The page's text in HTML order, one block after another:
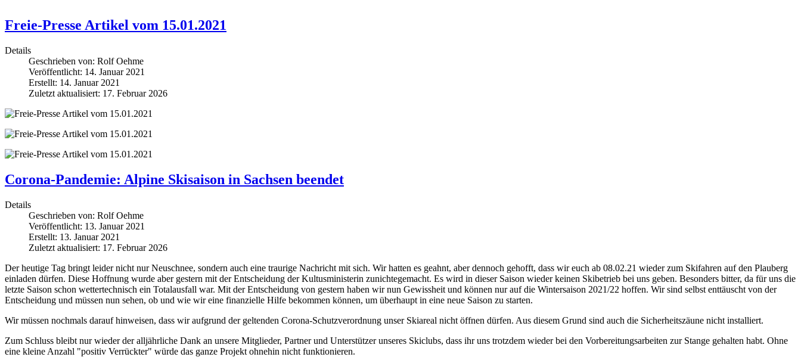
Freie-Presse Artikel vom 15.01.2021
Details
Geschrieben von: Rolf Oehme
Veröffentlicht: 14. Januar 2021
Erstellt: 14. Januar 2021
Zuletzt aktualisiert: 17. Februar 2026
Corona-Pandemie: Alpine Skisaison in Sachsen beendet
Details
Geschrieben von: Rolf Oehme
Veröffentlicht: 13. Januar 2021
Erstellt: 13. Januar 2021
Zuletzt aktualisiert: 17. Februar 2026
Der heutige Tag bringt leider nicht nur Neuschnee, sondern auch eine traurige Nachricht mit sich. Wir hatten es geahnt, aber dennoch gehofft, dass wir euch ab 08.02.21 wieder zum Skifahren auf den Plauberg
einladen dürfen. Diese Hoffnung wurde aber gestern mit der Entscheidung der Kultusministerin zunichtegemacht. Es wird in dieser Saison wieder keinen Skibetrieb bei uns geben. Besonders bitter, da für uns die
letzte Saison schon wettertechnisch ein Totalausfall war. Mit der Entscheidung von gestern haben wir nun Gewissheit und können nur auf die Wintersaison 2021/22 hoffen. Wir sind selbst enttäuscht von der
Entscheidung und müssen nun sehen, ob und wie wir eine finanzielle Hilfe bekommen können, um überhaupt in eine neue Saison zu starten.
Wir müssen nochmals darauf hinweisen, dass wir aufgrund der geltenden Corona-Schutzverordnung unser Skiareal nicht öffnen dürfen. Aus diesem Grund sind auch die Sicherheitszäune nicht installiert.
Zum Schluss bleibt nur wieder der alljährliche Dank an unsere Mitglieder, Partner und Unterstützer unseres Skiclubs, dass ihr uns trotzdem wieder bei den Vorbereitungsarbeiten zur Stange gehalten habt. Ohne
eine kleine Anzahl "positiv Verrückter" würde das ganze Projekt ohnehin nicht funktionieren.